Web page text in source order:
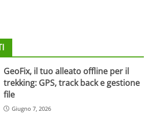
GeoFix, il tuo alleato offline per il
trekking: GPS, track back e gestione
file
Giugno 7, 2026